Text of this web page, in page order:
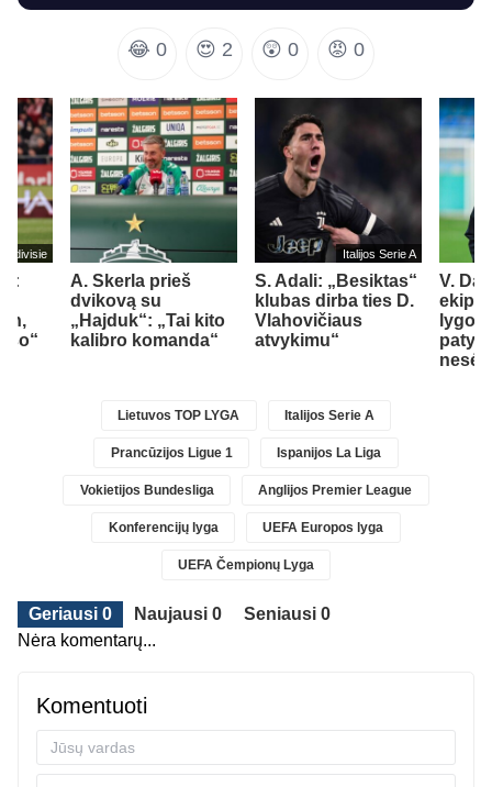
😂 0 😍 2 😲 0 😡 0
A. Skerla prieš
dvikovą su
„Hajduk“: „Tai kito
kalibro komanda“
Italijos Serie A
S. Adali: „Besiktas“
klubas dirba ties D.
Vlahovičiaus
atvykimu“
V.
ekipa
lygos
Lietuvos TOP LYGA Italijos Serie A
Prancūzijos Ligue 1 Ispanijos La Liga
Vokietijos Bundesliga Anglijos Premier League
Konferencijų lyga UEFA Europos lyga
UEFA Čempionų Lyga
Geriausi 0 Naujausi 0
Seniausi 0
Nėra komentarų...
Komentuoti